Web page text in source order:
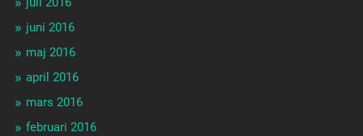
juni 2016
maj 2016
april 2016
mars 2016
februari 2016